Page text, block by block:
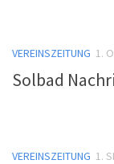
VEREINSZEITUNG 1.
Solbad
VEREINSZEITUNG 1.